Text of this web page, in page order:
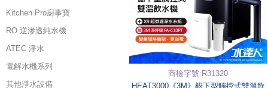
Kitchen Pro廚事寶
RO 逆滲透純水機
ATEC 淨水
電解水機系列
其他淨水設備
商檢字號:R31320
HEAT3000《3M》櫥下型觸控式雙溫飲